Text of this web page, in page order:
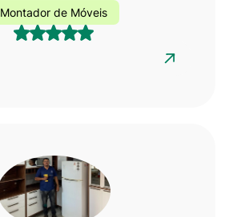
Montador de Móveis